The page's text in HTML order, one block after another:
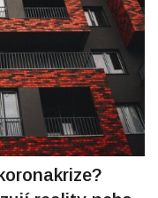
reality nebo
fondy